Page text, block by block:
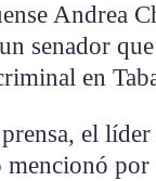
Andrea
senador
en
el
mencionó